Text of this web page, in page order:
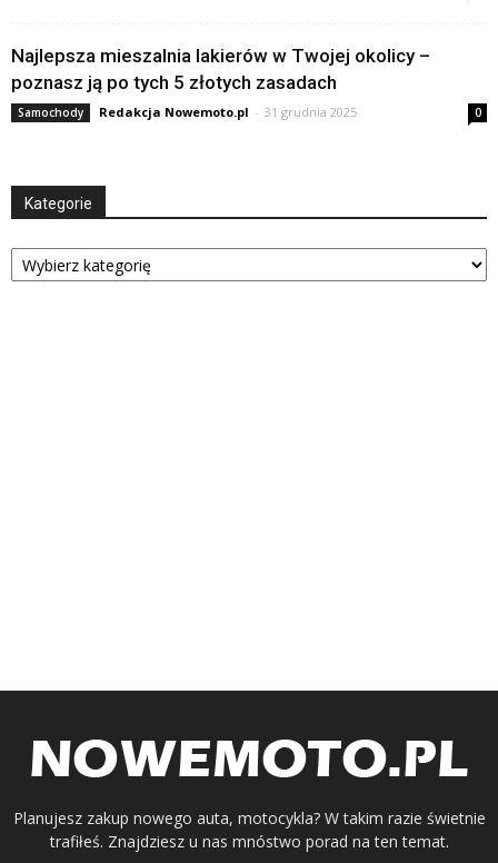
Najlepsza mieszalnia lakierów w Twojej okolicy –
poznasz ją po tych 5 złotych zasadach
Samochody Redakcja Nowemoto.pl - 31 grudnia 2025 0
Kategorie
Kategorie
Planujesz zakup nowego auta, motocykla? W takim razie świetnie
trafiłeś. Znajdziesz u nas mnóstwo porad na ten temat.